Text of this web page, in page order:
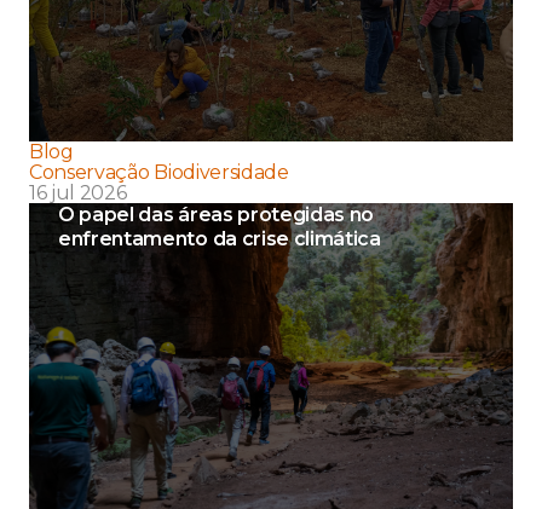
Blog
Conservação Biodiversidade
16 jul 2026
O papel das áreas protegidas no
enfrentamento da crise climática